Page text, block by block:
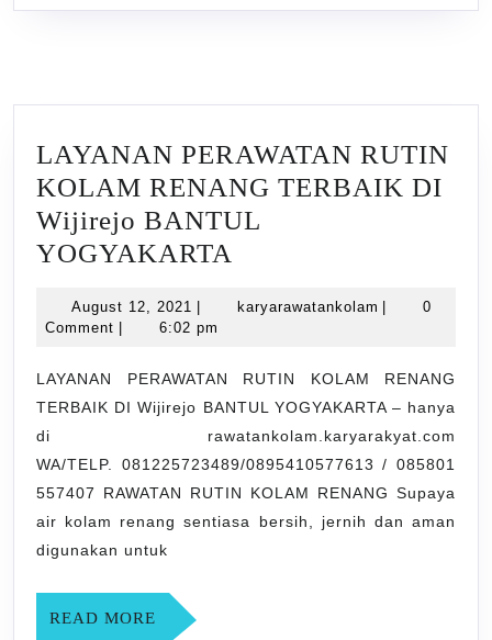
LAYANAN PERAWATAN RUTIN
KOLAM RENANG TERBAIK DI
Wijirejo BANTUL
YOGYAKARTA
RUTIN
RENANG
TERBAIK
DI
Wijirejo
BANTUL
August 12, 2021 August
12,
| karyarawatankolam |
0
Comment | 6:02 pm
LAYANAN PERAWATAN RUTIN KOLAM RENANG
TERBAIK DI Wijirejo BANTUL YOGYAKARTA – hanya
di rawatankolam.karyarakyat.com
WA/TELP. 081225723489/0895410577613 / 085801
557407 RAWATAN RUTIN KOLAM RENANG Supaya
air kolam renang sentiasa bersih, jernih dan aman
digunakan untuk
READ MORE READ